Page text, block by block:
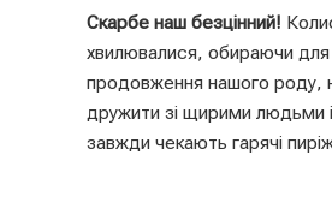
Скарбе наш безцінний!
хвилювалися, обираючи для
продовження нашого роду,
дружити зі щирими людьми
завжди чекають гарячі